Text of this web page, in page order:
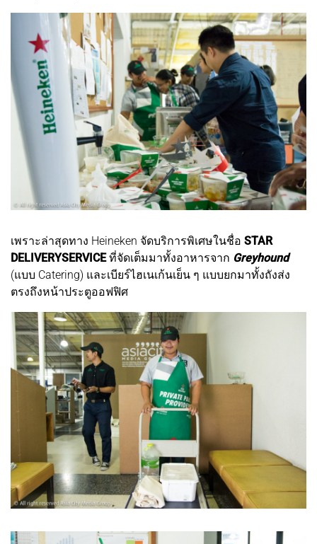
เพราะล่าสุดทาง Heineken จัดบริการพิเศษในชื่อ STAR
DELIVERYSERVICEที่จัดเต็มมาทั้งอาหารจาก Greyhound
(แบบ Catering) และเบียร์ไฮเนเก้นเย็น ๆ แบบยกมาทั้งถังส่ง
ตรงถึงหน้าประตูออฟฟิศ